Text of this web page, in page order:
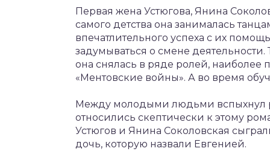
Первая жена Устюгова, Янина
самого детства она занималась
впечатлительного успеха с их
задумываться о смене
она снялась в ряде ролей,
«Ментовские войны». А во время
Между молодыми людьми вспыхнул
относились скептически к этому
Устюгов и Янина Соколовская
дочь, которую назвали Евгенией.